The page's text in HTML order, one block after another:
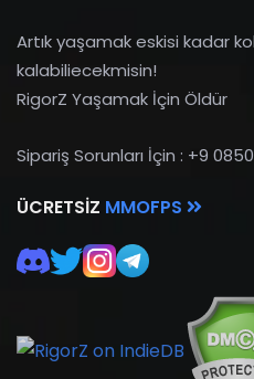
Artık yaşamak eskisi kadar
kalabiliecekmisin!
RigorZ Yaşamak İçin Öldür
Sipariş Sorunları İçin : +9
ÜCRETSIZ MMOFPS